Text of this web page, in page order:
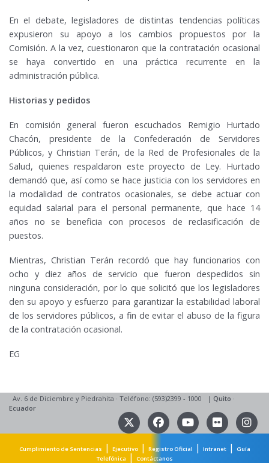
En el debate, legisladores de distintas tendencias políticas
expusieron su apoyo a los cambios propuestos por la
Comisión. A la vez, cuestionaron que la contratación ocasional
se haya convertido en una práctica recurrente en la
administración pública.
Historias y pedidos
En comisión general fueron escuchados Remigio Hurtado
Chacón, presidente de la Confederación de Servidores
Públicos, y Christian Terán, de la Red de Profesionales de la
Salud, quienes respaldaron este proyecto de Ley. Hurtado
demandó que, así como se hace justicia con los servidores en
la modalidad de contratos ocasionales, se debe actuar con
equidad salarial para el personal permanente, que hace 14
años no se beneficia con procesos de reclasificación de
puestos.
Mientras, Christian Terán recordó que hay funcionarios con
ocho y diez años de servicio que fueron despedidos sin
ninguna consideración, por lo que solicitó que los legisladores
den su apoyo y esfuerzo para garantizar la estabilidad laboral
de los servidores públicos, a fin de evitar el abuso de la figura
de la contratación ocasional.
EG
Av. 6 de Diciembre y Piedrahita · Teléfono: (593)2399 - 1000 | Quito ·
Ecuador
Cumplimiento de Sentencias | Ejecutivo| Registro Oficial | Intranet|
Guía
Telefónica
| Contáctanos